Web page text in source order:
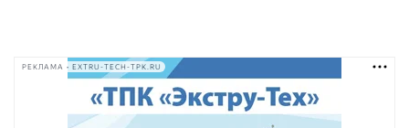
РЕКЛАМА • EXTRU-TECH-TPK.RU